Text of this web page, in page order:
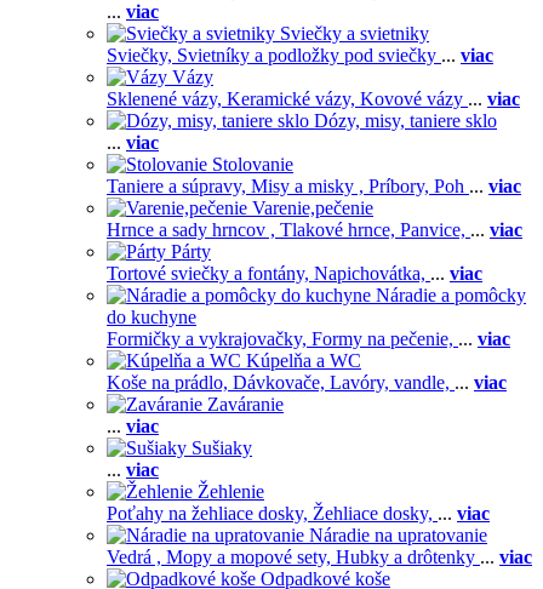
... viac
Sviečky a svietniky
Sviečky, Svietníky a podložky pod sviečky ... viac
Vázy
Sklenené vázy, Keramické vázy, Kovové vázy ... viac
Dózy, misy, taniere sklo
... viac
Stolovanie
Taniere a súpravy, Misy a misky , Príbory, Poh ... viac
Varenie,pečenie
Hrnce a sady hrncov , Tlakové hrnce, Panvice, ... viac
Párty
Tortové sviečky a fontány, Napichovátka, ... viac
Náradie a pomôcky
do kuchyne
Formičky a vykrajovačky, Formy na pečenie, ... viac
Kúpelňa a WC
Koše na prádlo, Dávkovače, Lavóry, vandle, ... viac
Zaváranie
... viac
Sušiaky
... viac
Žehlenie
Poťahy na žehliace dosky, Žehliace dosky, ... viac
Náradie na upratovanie
Vedrá , Mopy a mopové sety, Hubky a drôtenky ... viac
Odpadkové koše